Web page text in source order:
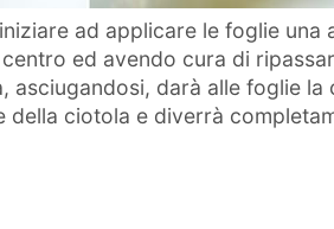
ad applicare le foglie una
ed avendo cura di
asciugandosi, darà alle foglie la
della ciotola e diverrà